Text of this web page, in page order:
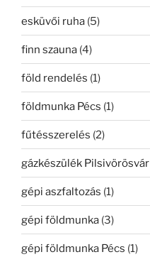
esküvői ruha (5)
finn szauna (4)
föld rendelés (1)
földmunka Pécs (1)
fűtésszerelés (2)
gázkészülék Pilsivörösvár
gépi aszfaltozás (1)
gépi földmunka (3)
gépi földmunka Pécs (1)